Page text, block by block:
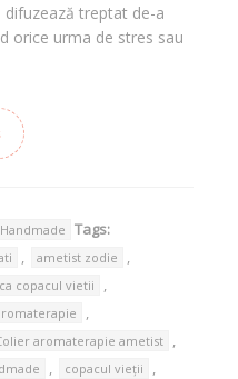
difuzează treptat de-a
orice urma de stres sau
Tags:
, ametist zodie ,
copacul vietii ,
,
aromaterapie ametist ,
, copacul vieții ,